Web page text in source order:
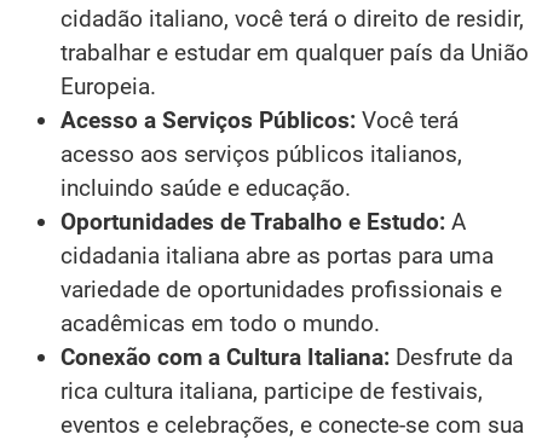
cidadão italiano, você terá o direito de residir,
trabalhar e estudar em qualquer país da União
Europeia.
Acesso a Serviços Públicos: Você terá
acesso aos serviços públicos italianos,
incluindo saúde e educação.
Oportunidades de Trabalho e Estudo: A
cidadania italiana abre as portas para uma
variedade de oportunidades profissionais e
acadêmicas em todo o mundo.
Conexão com a Cultura Italiana: Desfrute da
rica cultura italiana, participe de festivais,
eventos e celebrações, e conecte-se com sua